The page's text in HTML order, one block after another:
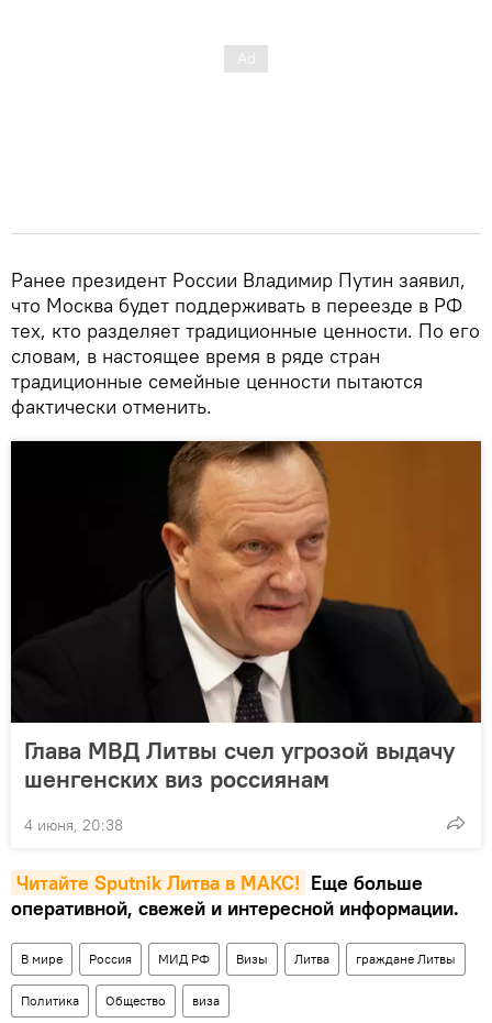
Ранее президент России Владимир Путин заявил,
что Москва будет поддерживать в переезде в РФ
тех, кто разделяет традиционные ценности. По его
словам, в настоящее время в ряде стран
традиционные семейные ценности пытаются
фактически отменить.
Глава МВД Литвы счел угрозой выдачу
шенгенских виз россиянам
4 июня, 20:38
Читайте Sputnik Литва в MAКС! Еще больше
оперативной, свежей и интересной информации.
В мире Россия МИД РФ Визы Литва граждане Литвы
Политика Общество виза